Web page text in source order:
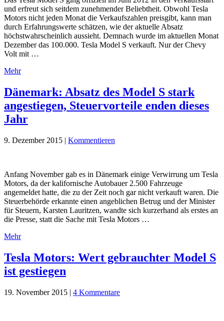
und erfreut sich seitdem zunehmender Beliebtheit. Obwohl Tesla
Motors nicht jeden Monat die Verkaufszahlen preisgibt, kann man
durch Erfahrungswerte schätzen, wie der aktuelle Absatz
höchstwahrscheinlich aussieht. Demnach wurde im aktuellen Monat
Dezember das 100.000. Tesla Model S verkauft. Nur der Chevy
Volt mit …
Mehr
Dänemark: Absatz des Model S stark
angestiegen, Steuervorteile enden dieses
Jahr
9. Dezember 2015 | Kommentieren
Anfang November gab es in Dänemark einige Verwirrung um Tesla
Motors, da der kalifornische Autobauer 2.500 Fahrzeuge
angemeldet hatte, die zu der Zeit noch gar nicht verkauft waren. Die
Steuerbehörde erkannte einen angeblichen Betrug und der Minister
für Steuern, Karsten Lauritzen, wandte sich kurzerhand als erstes an
die Presse, statt die Sache mit Tesla Motors …
Mehr
Tesla Motors: Wert gebrauchter Model S
ist gestiegen
19. November 2015 | 4 Kommentare